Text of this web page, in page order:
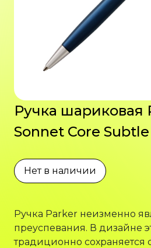
Ручка шариковая
Sonnet Core
Нет в наличии
Ручка Parker неизменно
преуспевания. В дизайне
традиционно сохраняется